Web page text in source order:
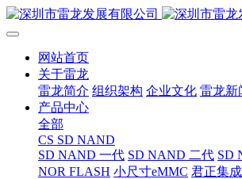
网站首页
关于雷龙
雷龙简介 组织架构 企业文化 雷龙新
产品中心
全部
CS SD NAND
SD NAND 一代 SD NAND 二代 SD
NOR FLASH 小尺寸eMMC 君正集